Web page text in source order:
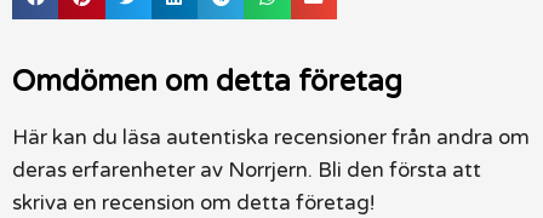
Omdömen om detta företag
Här kan du läsa autentiska recensioner från andra om
deras erfarenheter av Norrjern. Bli den första att
skriva en recension om detta företag!